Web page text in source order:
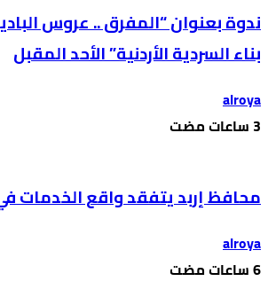
ندوة بعنوان “المفرق .. عروس
بناء السردية الأردنية” الأحد المقبل
alroya
محافظ إربد يتفقد واقع الخدمات
alroya